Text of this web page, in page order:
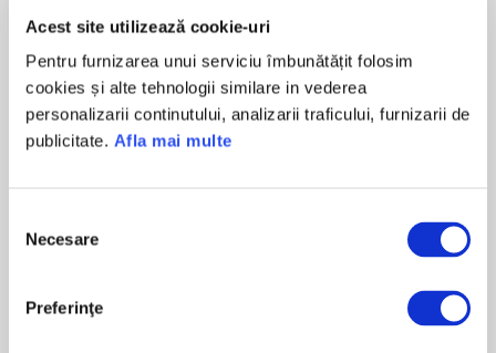
Acest site utilizează cookie-uri
Pentru furnizarea unui serviciu îmbunătățit folosim
cookies și alte tehnologii similare in vederea
personalizarii continutului, analizarii traficului, furnizarii de
publicitate. Afla mai multe
consimțământului
Necesare
Preferinţe
întregului an, oriunde te-ai afla, fără
bariere geografice sau temporale.
Vezi mai multe